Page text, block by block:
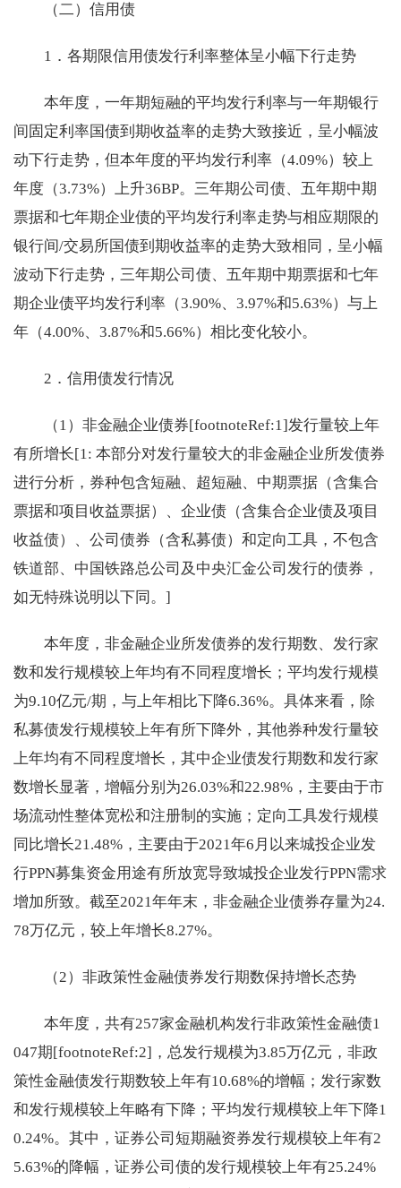
（二）信用债
1．各期限信用债发行利率整体呈小幅下行走势
本年度，一年期短融的平均发行利率与一年期银行
间固定利率国债到期收益率的走势大致接近，呈小幅波
动下行走势，但本年度的平均发行利率（4.09%）较上
年度（3.73%）上升36BP。三年期公司债、五年期中期
票据和七年期企业债的平均发行利率走势与相应期限的
银行间/交易所国债到期收益率的走势大致相同，呈小幅
波动下行走势，三年期公司债、五年期中期票据和七年
期企业债平均发行利率（3.90%、3.97%和5.63%）与上
年（4.00%、3.87%和5.66%）相比变化较小。
2．信用债发行情况
（1）非金融企业债券[footnoteRef:1]发行量较上年
有所增长[1: 本部分对发行量较大的非金融企业所发债券
进行分析，券种包含短融、超短融、中期票据（含集合
票据和项目收益票据）、企业债（含集合企业债及项目
收益债）、公司债券（含私募债）和定向工具，不包含
铁道部、中国铁路总公司及中央汇金公司发行的债券，
如无特殊说明以下同。]
本年度，非金融企业所发债券的发行期数、发行家
数和发行规模较上年均有不同程度增长；平均发行规模
为9.10亿元/期，与上年相比下降6.36%。具体来看，除
私募债发行规模较上年有所下降外，其他券种发行量较
上年均有不同程度增长，其中企业债发行期数和发行家
数增长显著，增幅分别为26.03%和22.98%，主要由于市
场流动性整体宽松和注册制的实施；定向工具发行规模
同比增长21.48%，主要由于2021年6月以来城投企业发
行PPN募集资金用途有所放宽导致城投企业发行PPN需求
增加所致。截至2021年年末，非金融企业债券存量为24.
78万亿元，较上年增长8.27%。
（2）非政策性金融债券发行期数保持增长态势
本年度，共有257家金融机构发行非政策性金融债1
047期[footnoteRef:2]，总发行规模为3.85万亿元，非政
策性金融债发行期数较上年有10.68%的增幅；发行家数
和发行规模较上年略有下降；平均发行规模较上年下降1
0.24%。其中，证券公司短期融资券发行规模较上年有2
5.63%的降幅，证券公司债的发行规模较上年有25.24%